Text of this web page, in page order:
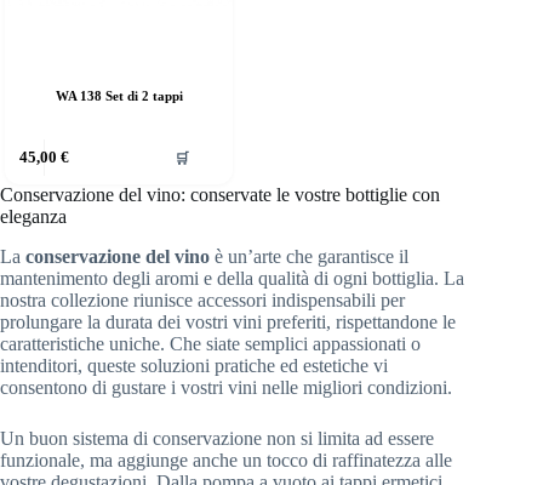
WA 138 Set di 2 tappi
45,00 € 🛒
Conservazione del vino: conservate le vostre bottiglie con
eleganza
La conservazione del vino è un’arte che garantisce il
mantenimento degli aromi e della qualità di ogni bottiglia. La
nostra collezione riunisce accessori indispensabili per
prolungare la durata dei vostri vini preferiti, rispettandone le
caratteristiche uniche. Che siate semplici appassionati o
intenditori, queste soluzioni pratiche ed estetiche vi
consentono di gustare i vostri vini nelle migliori condizioni.
Un buon sistema di conservazione non si limita ad essere
funzionale, ma aggiunge anche un tocco di raffinatezza alle